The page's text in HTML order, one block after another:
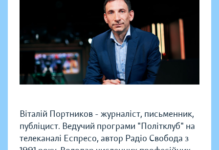
Віталій Портников - журналіст, письменник,
публіцист. Ведучий програми "Політклуб" на
телеканалі Еспресо, автор Радіо Свобода з